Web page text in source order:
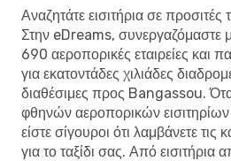
Αναζητάτε εισιτήρια σε
Στην eDreams, συνεργαζόμαστε
690 αεροπορικές εταιρείες και
για εκατοντάδες χιλιάδες
διαθέσιμες προς Bangassou.
φθηνών αεροπορικών εισιτηρίων
είστε σίγουροι ότι λαμβάνετε
για το ταξίδι σας. Από